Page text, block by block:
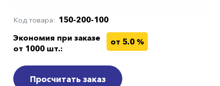
Код товара
150-200-100
Экономия при заказе
от 1000 шт.:
от 5.0 %
Просчитать заказ